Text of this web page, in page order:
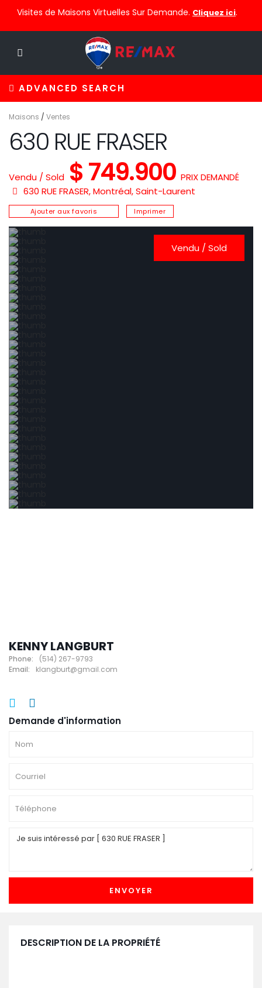
Visites de Maisons Virtuelles Sur Demande. Cliquez ici.
ADVANCED SEARCH
Maisons / Ventes
630 RUE FRASER
Vendu / Sold $ 749.900 PRIX DEMANDÉ
630 RUE FRASER,Montréal,Saint-Laurent
Ajouter aux favoris Imprimer
Vendu / Sold
KENNY LANGBURT
Phone:
(514) 267-9793
Email:
klangburt@gmail.com
Demande d'information
DESCRIPTION DE LA PROPRIÉTÉ